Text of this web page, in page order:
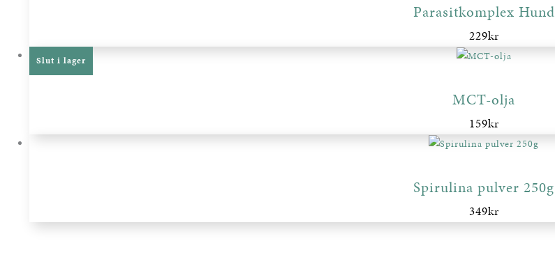
Parasitkomplex Hund
229kr
Slut i lager
MCT-olja
159kr
Spirulina pulver 250g
349kr